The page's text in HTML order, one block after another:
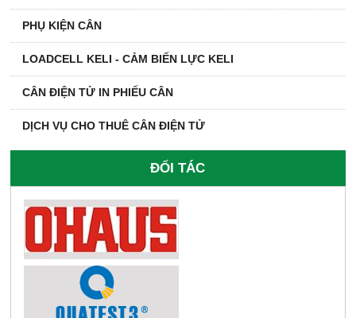
PHỤ KIỆN CÂN
LOADCELL KELI - CẢM BIẾN LỰC KELI
CÂN ĐIỆN TỬ IN PHIẾU CÂN
DỊCH VỤ CHO THUÊ CÂN ĐIỆN TỬ
ĐỐI TÁC